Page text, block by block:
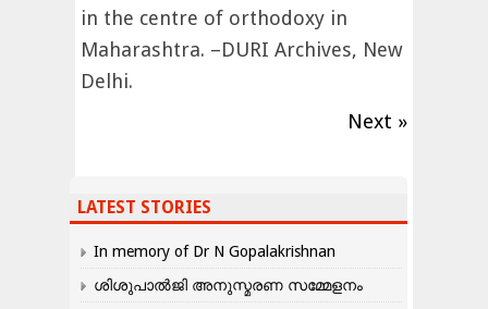
in the centre of orthodoxy in
Maharashtra. –DURI Archives, New
Delhi.
Next »
LATEST STORIES
In memory of Dr N Gopalakrishnan
ശിശുപാൽജി അനുസ്മരണ സമ്മേളനം